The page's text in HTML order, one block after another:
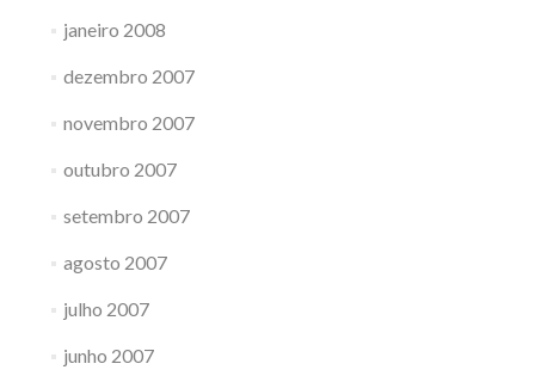
janeiro 2008
dezembro 2007
novembro 2007
outubro 2007
setembro 2007
agosto 2007
julho 2007
junho 2007